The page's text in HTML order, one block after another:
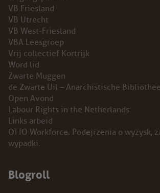
VB Friesland
VB Utrecht
VB West-Friesland
VBA Leesgroep
Vrij collectief Kortrijk
Word lid
Zwarte Muggen
de Zwarte Uil – Anarchistische
Open Avond
Labour Rights in the Netherlands
Links arbeid
OTTO Workforce. Podejrzenia o wyzysk,
wypadki.
Blogroll